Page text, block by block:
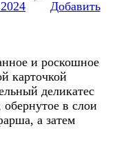
Добавить
и роскошное
карточкой
деликатес
обернутое в слои
а затем